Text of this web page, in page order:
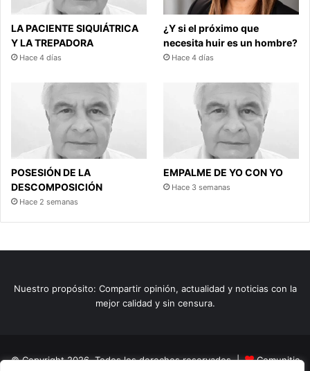
LA PACIENTE SIQUIÁTRICA
Y LA TREPADORA
Hace 4 días
¿Y si el próximo que
necesita huir es un hombre?
Hace 4 días
POSESIÓN DE LA
DESCOMPOSICIÓN
Hace 2 semanas
EMPALME DE YO CON YO
Hace 3 semanas
Nuestro propósito: Compartir opinión, actualidad y noticias con la
mejor calidad y sin censura.
© Copyright 2026, Todos los derechos reservados | Comunitic